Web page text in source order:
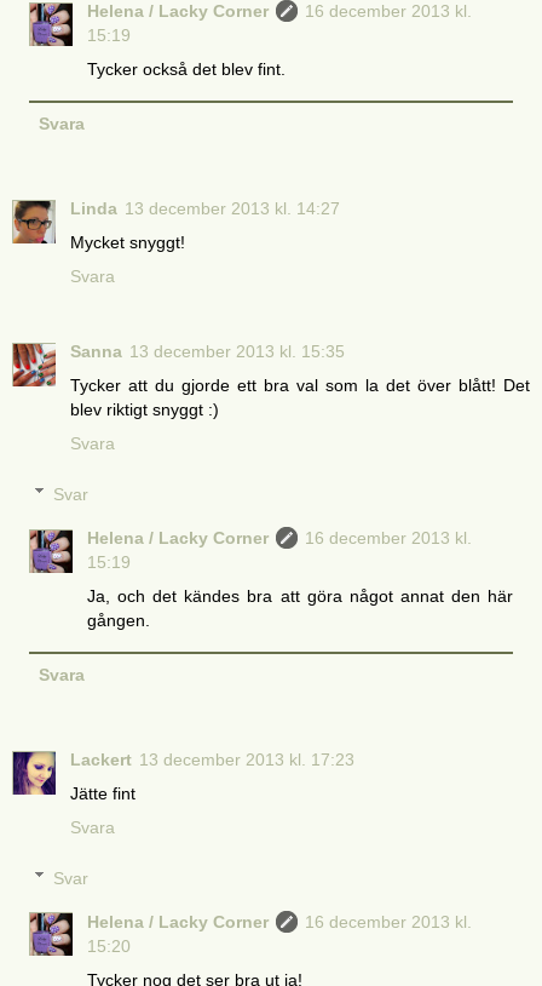
Helena / Lacky Corner
16 december 2013 kl.
15:19
Tycker också det blev fint.
Svara
Linda 13 december 2013 kl. 14:27
Mycket snyggt!
Svara
Sanna 13 december 2013 kl. 15:35
Tycker att du gjorde ett bra val som la det över blått! Det
blev riktigt snyggt :)
Svara
Svar
Helena / Lacky Corner
16 december 2013 kl.
15:19
Ja, och det kändes bra att göra något annat den här
gången.
Svara
Lackert 13 december 2013 kl. 17:23
Jätte fint
Svara
Svar
Helena / Lacky Corner
16 december 2013 kl.
15:20
Tycker nog det ser bra ut ja!